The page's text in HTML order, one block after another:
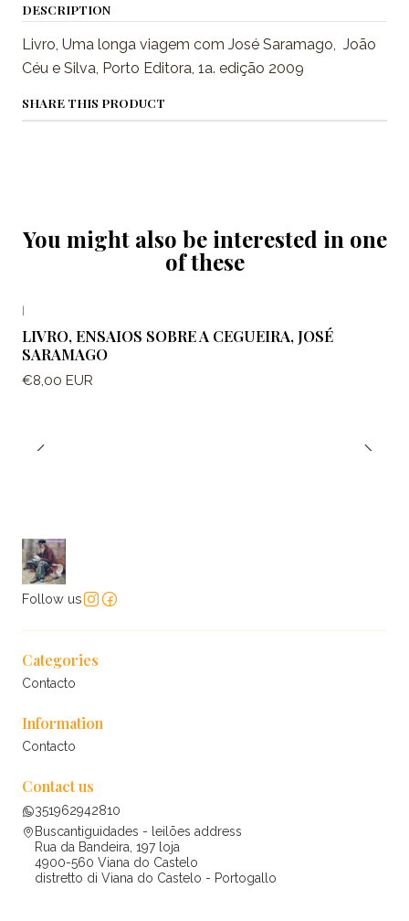
DESCRIPTION
Livro, Uma longa viagem com José Saramago, João
Céu e Silva, Porto Editora, 1a. edição 2009
SHARE THIS PRODUCT
You might also be interested in one
of these
LIVRO, ENSAIOS SOBRE A CEGUEIRA, JOSÉ
SARAMAGO
€8,00 EUR
Follow us
Categories
Contacto
Information
Contacto
Contact us
351962942810
Buscantiguidades - leilões address
Rua da Bandeira, 197 loja
4900-560 Viana do Castelo
distretto di Viana do Castelo - Portogallo